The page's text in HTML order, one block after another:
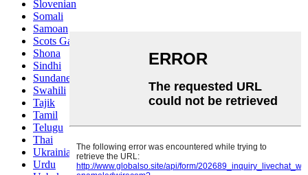
Slovenian
Somali
Samoan
Scots Gaelic
Shona
Sindhi
Sundanese
Swahili
Tajik
Tamil
Telugu
Thai
Ukrainian
Urdu